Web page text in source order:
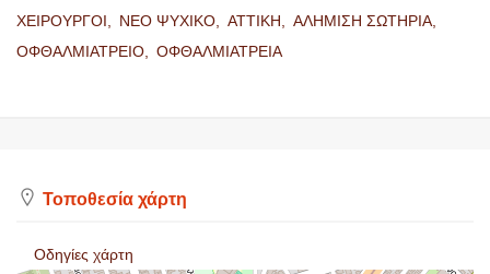
ΧΕΙΡΟΥΡΓΟΙ,
ΝΕΟ ΨΥΧΙΚΟ, ΑΤΤΙΚΗ,
ΑΛΗΜΙΣΗ ΣΩΤΗΡΙΑ,
ΟΦΘΑΛΜΙΑΤΡΕΙΟ,
ΟΦΘΑΛΜΙΑΤΡΕΙΑ
Τοποθεσία χάρτη
Οδηγίες χάρτη